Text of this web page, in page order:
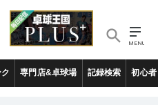
専門店&卓球場 記録検索 初心者